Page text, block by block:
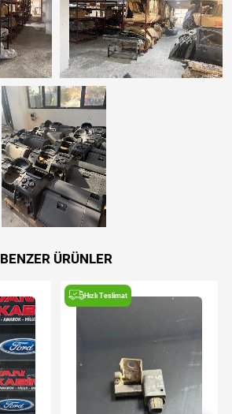
BENZER ÜRÜNLER
Hızlı Teslimat